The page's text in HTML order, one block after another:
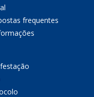
frequentes